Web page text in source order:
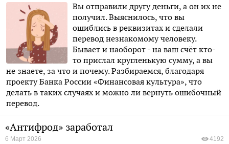
Вы отправили другу деньги, а он их не
получил. Выяснилось, что вы
ошиблись в реквизитах и сделали
перевод незнакомому человеку.
Бывает и наоборот - на ваш счёт кто-
то прислал кругленькую сумму, а вы
не знаете, за что и почему. Разбираемся, благодаря
проекту Банка России «Финансовая культура», что
делать в таких случаях и можно ли вернуть ошибочный
перевод.
«Антифрод» заработал
6 Март 2026 4192